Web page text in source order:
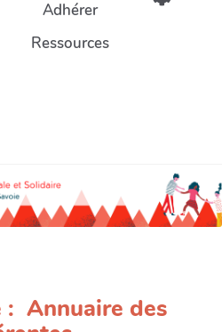
Adhérer
Ressources
: Annuaire des